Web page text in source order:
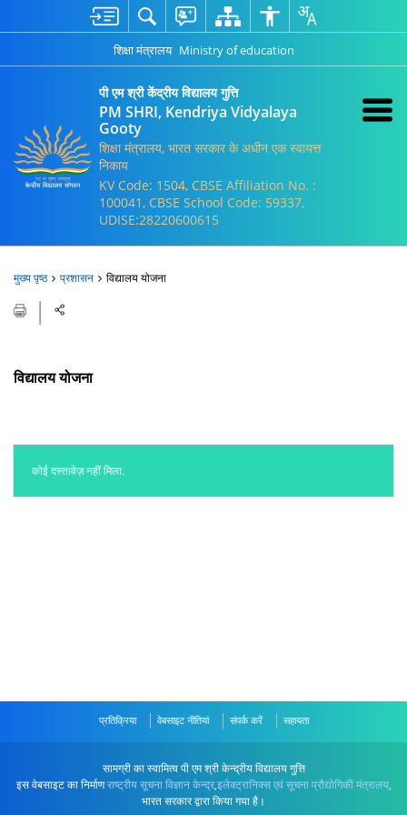
शिक्षा मंत्रालय Ministry of education
पी एम श्री केंद्रीय विद्यालय गुत्ति
PM SHRI, Kendriya Vidyalaya
Gooty
शिक्षा मंत्रालय, भारत सरकार के अधीन एक स्वायत्त
निकाय
KV Code: 1504, CBSE Affiliation No. :
100041, CBSE School Code: 59337,
UDISE:28220600615
मुख्य पृष्ठ प्रशासन विद्यालय योजना
विद्यालय योजना
कोई दस्तावेज़ नहीं मिला.
प्रतिक्रिया वेबसाइट नीतियां संपर्क करें सहायता
सामग्री का स्वामित्व पी एम श्री केन्द्रीय विद्यालय गुत्ति
इस वेबसाइट का निर्माणराष्ट्रीय सूचना विज्ञान केन्द्र,इलेक्ट्रानिक्स एवं सूचना प्रौद्योगिकी मंत्रालय,
भारत सरकार द्वारा किया गया है।